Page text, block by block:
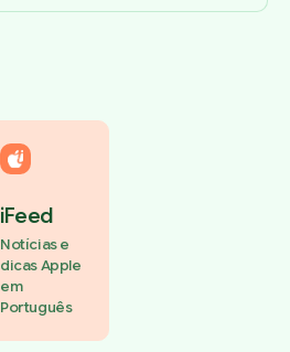
iFeed
Notícias e
dicas Apple
em
Português